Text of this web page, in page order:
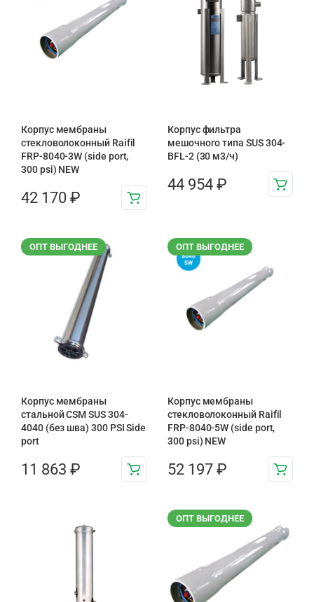
Корпус мембраны
стекловолоконный Raifil
FRP-8040-3W (side port,
300 psi) NEW
42 170 ₽
Корпус фильтра
мешочного типа SUS 304-
BFL-2 (30 м3/ч)
44 954 ₽
ОПТ ВЫГОДНЕЕ
Корпус мембраны
стальной CSM SUS 304-
4040 (без шва) 300 PSI Side
port
11 863 ₽
ОПТ ВЫГОДНЕЕ
Корпус мембраны
стекловолоконный Raifil
FRP-8040-5W (side port,
300 psi) NEW
52 197 ₽
ОПТ ВЫГОДНЕЕ